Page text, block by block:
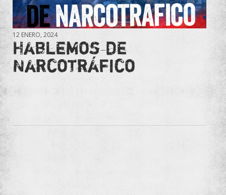
12 ENERO, 2024
Hablemos de
Narcotráfico